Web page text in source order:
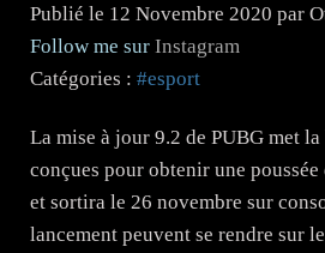
Publié le 12 Novembre 2020 par
Follow me sur Instagram
Catégories : #esport
La mise à jour 9.2 de PUBG met
conçues pour obtenir une
et sortira le 26 novembre sur
lancement peuvent se rendre sur